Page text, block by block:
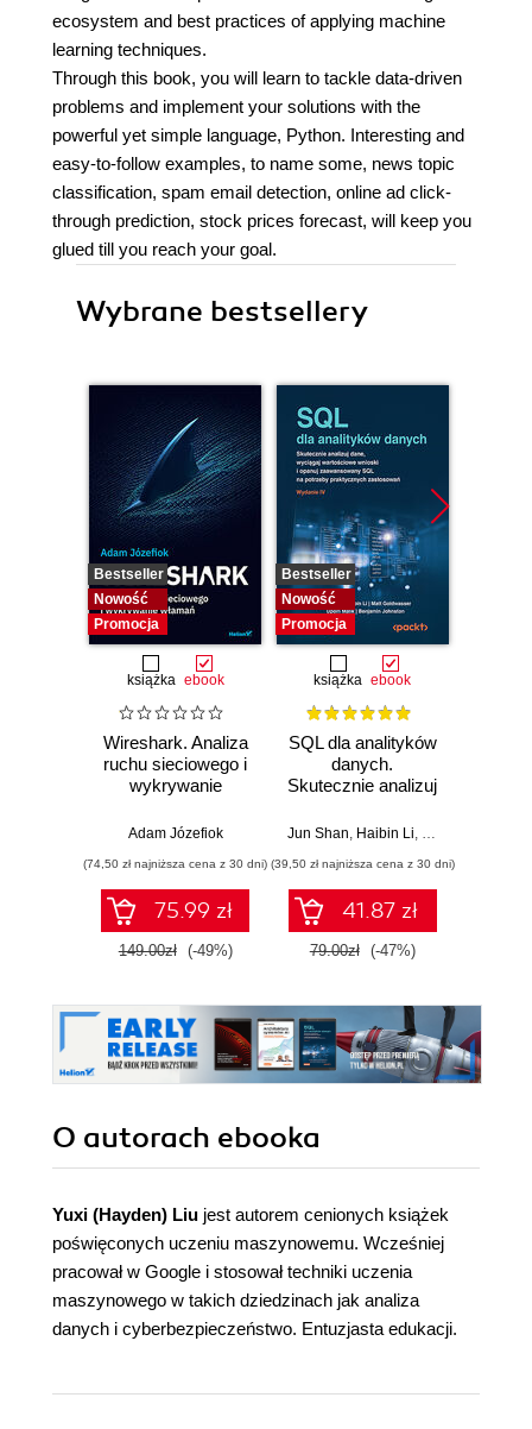
ecosystem and best practices of applying machine
learning techniques.
Through this book, you will learn to tackle data-driven
problems and implement your solutions with the
powerful yet simple language, Python. Interesting and
easy-to-follow examples, to name some, news topic
classification, spam email detection, online ad click-
through prediction, stock prices forecast, will keep you
glued till you reach your goal.
Wybrane bestsellery
Bestseller
Nowość
Promocja
książka ebook
Wireshark. Analiza
ruchu sieciowego i
wykrywanie
Adam Józefiok
(74,50 zł najniższa cena z 30 dni)
75.99 zł
149.00zł (-49%)
Bestseller
Nowość
Promocja
książka ebook
SQL dla analityków
danych.
Skutecznie analizuj
wartościowe
zaawansowany
SQL na potrzeby
praktycznych
zastosowań.
Wydanie IV
Jun Shan, Haibin Li, Matt Goldwasser
(39,50 zł najniższa cena z 30 dni)
41.87 zł
79.00zł (-47%)
O autorach ebooka
Yuxi (Hayden) Liu jest autorem cenionych książek
poświęconych uczeniu maszynowemu. Wcześniej
pracował w Google i stosował techniki uczenia
maszynowego w takich dziedzinach jak analiza
danych i cyberbezpieczeństwo. Entuzjasta edukacji.